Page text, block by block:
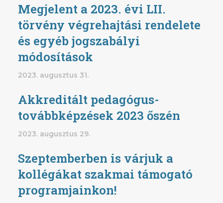
Megjelent a 2023. évi LII.
törvény végrehajtási rendelete
és egyéb jogszabályi
módosítások
2023. augusztus 31.
Akkreditált pedagógus-
továbbképzések 2023 őszén
2023. augusztus 29.
Szeptemberben is várjuk a
kollégákat szakmai támogató
programjainkon!